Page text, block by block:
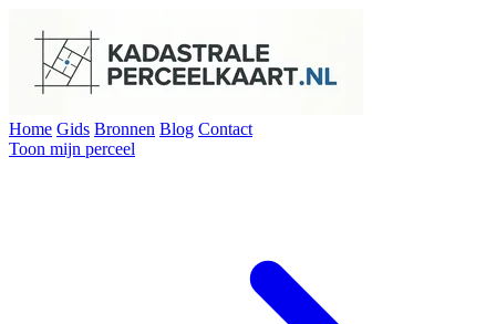
Home Gids Bronnen Blog Contact
Toon mijn perceel